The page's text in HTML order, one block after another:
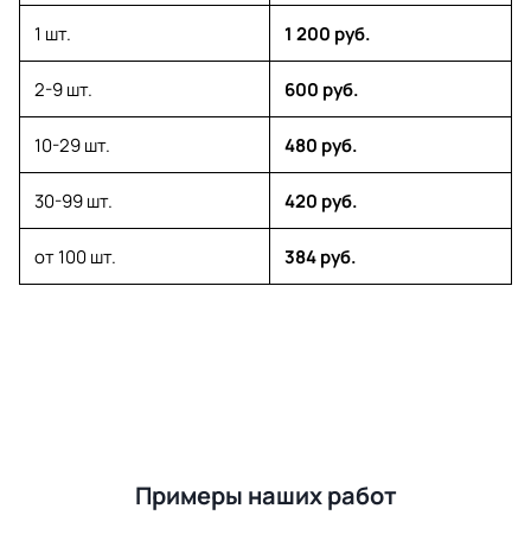
1 шт. 1 200 руб.
2-9 шт. 600 руб.
10-29 шт. 480 руб.
30-99 шт. 420 руб.
от 100 шт. 384 руб.
Примеры наших работ